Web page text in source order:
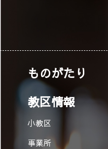
ものがたり
教区情報
小教区
事業所